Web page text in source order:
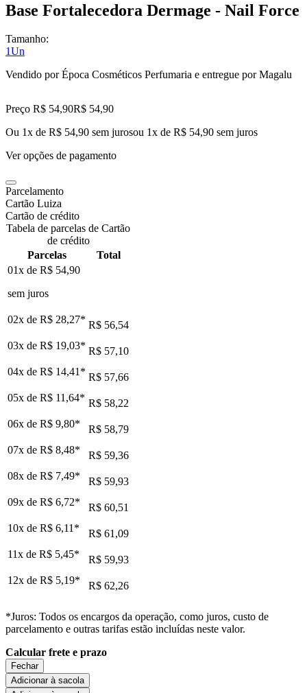
Base Fortalecedora Dermage - Nail Force
Tamanho:
1Un
Vendido porÉpoca Cosméticos Perfumaria e entregue por Magalu
Preço R$ 54,90R$ 54,90
Ou 1x de R$ 54,90 sem jurosou 1x de R$ 54,90 sem juros
Ver opções de pagamento
Parcelamento
Cartão Luiza
Cartão de crédito
Tabela de parcelas de Cartão
de crédito
Parcelas
Total
01x de R$ 54,90
sem juros
02x de R$ 28,27* R$ 56,54
03x de R$ 19,03* R$ 57,10
04x de R$ 14,41* R$ 57,66
05x de R$ 11,64* R$ 58,22
06x de R$ 9,80*
R$ 58,79
07x de R$ 8,48*
R$ 59,36
08x de R$ 7,49*
R$ 59,93
09x de R$ 6,72*
R$ 60,51
10x de R$ 6,11*
R$ 61,09
11x de R$ 5,45*
R$ 59,93
12x de R$ 5,19* R$ 62,26
*Juros: Todos os encargos da operação, como juros, custo de
parcelamento e outras tarifas estão incluídas neste valor.
Calcular frete e prazo
Fechar
Adicionar à sacola